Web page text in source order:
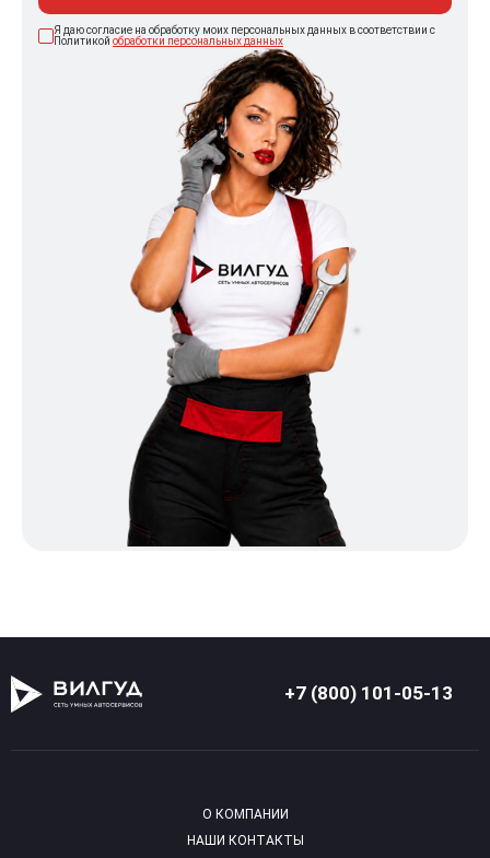
Я даю согласие на обработку моих персональных данных в соответствии с
Политикой обработки персональных данных
+7 (800) 101-05-13
О КОМПАНИИ
НАШИ КОНТАКТЫ